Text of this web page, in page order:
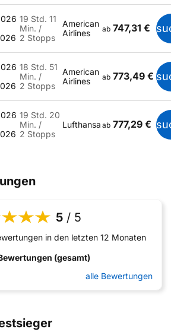
19 Std. 11
Min. /
2 Stopps
American
Airlines
ab 747,31 €
18 Std. 51
Min. /
2 Stopps
American
Airlines
ab 773,49 €
19 Std. 20
Min. /
2 Stopps
Lufthansa ab 777,29 €
5 / 5
in den letzten 12 Monaten
(gesamt)
alle Bewertungen